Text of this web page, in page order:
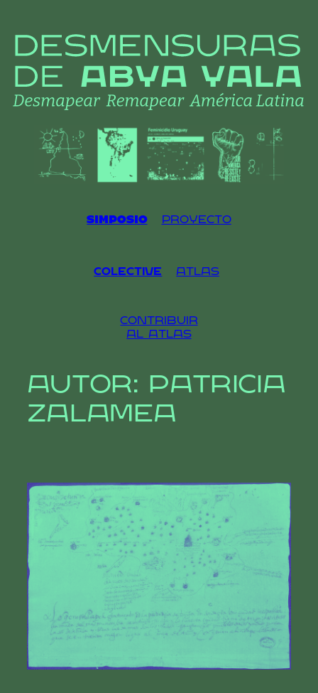
to
content
Simposio Proyecto
Colective Atlas
contribuir
al atlas
Autor:
Patricia
Zalamea